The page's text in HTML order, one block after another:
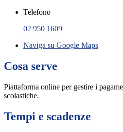
Telefono
02 950 1609
Naviga su Google Maps
Cosa serve
Piattaforma online per gestire i
scolastiche.
Tempi e scadenze